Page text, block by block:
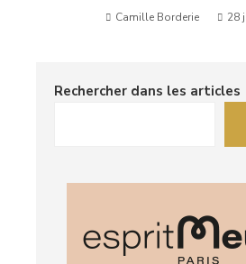
Camille Borderie 28
Rechercher dans les articles